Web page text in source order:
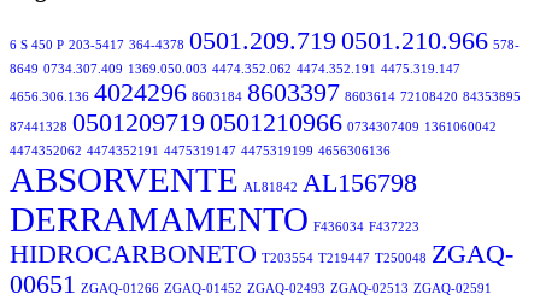
6 S 450 P 203-5417 364-4378 0501.209.719 0501.210.966 578-
8649 0734.307.409 1369.050.003 4474.352.062 4474.352.191 4475.319.147
4656.306.136 4024296 8603184 8603397 8603614 72108420 84353895
87441328 0501209719 0501210966 0734307409 1361060042
4474352062 4474352191 4475319147 4475319199 4656306136
ABSORVENTE AL81842 AL156798
DERRAMAMENTO F436034 F437223
HIDROCARBONETO T203554 T219447 T250048 ZGAQ-
00651 ZGAQ-01266 ZGAQ-01452 ZGAQ-02493 ZGAQ-02513 ZGAQ-02591